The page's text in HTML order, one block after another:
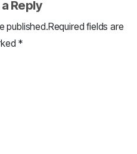
Reply
published.Required fields are
*